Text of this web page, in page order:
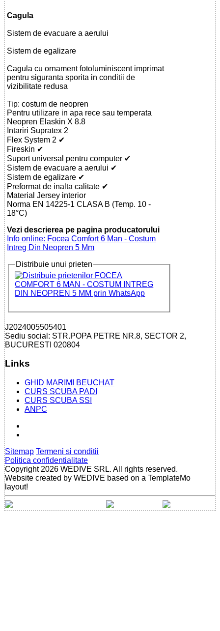
Cagula
Sistem de evacuare a aerului
Sistem de egalizare
Cagula cu ornament fotoluminiscent imprimat
pentru siguranta sporita in conditii de
vizibilitate redusa
Tip: costum de neopren
Pentru utilizare in apa rece sau temperata
Neopren Elaskin X 8.8
Intariri Supratex 2
Flex System 2 ✔
Fireskin ✔
Suport universal pentru computer ✔
Sistem de evacuare a aerului ✔
Sistem de egalizare ✔
Preformat de inalta calitate ✔
Material Jersey interior
Norma EN 14225-1 CLASA B (Temp. 10 -
18°C)
Vezi descrierea pe pagina producatorului
Info online: Focea Comfort 6 Man - Costum
Intreg Din Neopren 5 Mm
Distribuie unui prieten
J2024005505401
Sediu social: STR.POPA PETRE NR.8, SECTOR 2,
BUCURESTI 020804
Links
GHID MARIMI BEUCHAT
CURS SCUBA PADI
CURS SCUBA SSI
ANPC
Sitemap Termeni si conditii
Politica confidentialitate
Copyright 2026 WEDIVE SRL. All rights reserved.
Website created by WEDIVE based on a TemplateMo
layout!